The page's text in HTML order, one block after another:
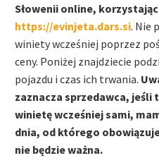
Słowenii online,
https://evinjeta.dars.si. Nie
winiety wcześniej poprzez
ceny. Poniżej znajdziecie
pojazdu i czas ich trwania.
zaznacza sprzedawca,
winietę wcześniej sami,
dnia, od którego
nie będzie ważna.